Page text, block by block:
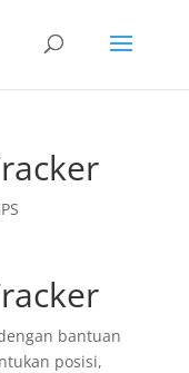
bantuan
posisi,